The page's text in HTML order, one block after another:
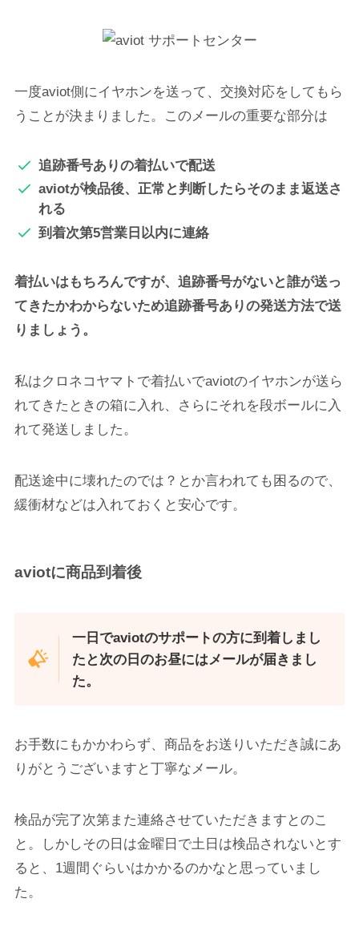
一度aviot側にイヤホンを送って、交換対応をしてもら
うことが決まりました。このメールの重要な部分は
追跡番号ありの着払いで配送
aviotが検品後、正常と判断したらそのまま返送さ
れる
到着次第5営業日以内に連絡
着払いはもちろんですが、追跡番号がないと誰が送っ
てきたかわからないため追跡番号ありの発送方法で送
りましょう。
私はクロネコヤマトで着払いでaviotのイヤホンが送ら
れてきたときの箱に入れ、さらにそれを段ボールに入
れて発送しました。
配送途中に壊れたのでは？とか言われても困るので、
緩衝材などは入れておくと安心です。
aviotに商品到着後
一日でaviotのサポートの方に到着しまし
たと次の日のお昼にはメールが届きまし
た。
お手数にもかかわらず、商品をお送りいただき誠にあ
りがとうございますと丁寧なメール。
検品が完了次第また連絡させていただきますとのこ
と。しかしその日は金曜日で土日は検品されないとす
ると、1週間ぐらいはかかるのかなと思っていまし
た。